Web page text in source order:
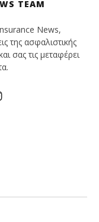
TEAM
News,
της ασφαλιστικής
σας τις μεταφέρει